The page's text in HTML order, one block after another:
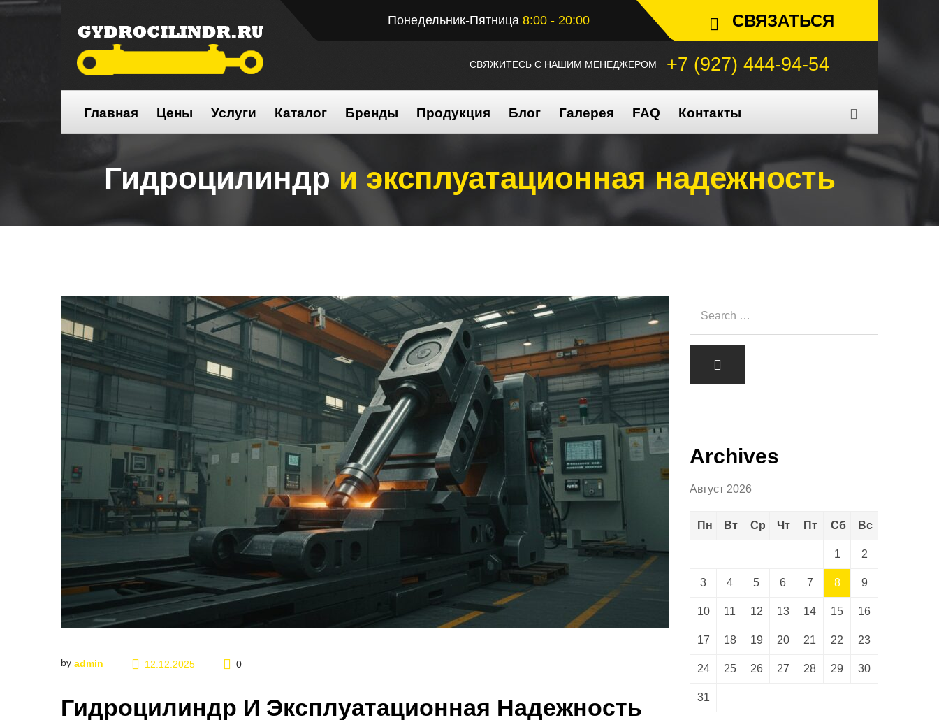
Понедельник-Пятница 8:00 - 20:00 СВЯЗАТЬСЯ
СВЯЖИТЕСЬ С НАШИМ МЕНЕДЖЕРОМ +7 (927) 444-94-54
Главная Цены Услуги Каталог Бренды Продукция Блог Галерея FAQ Контакты
Гидроцилиндри эксплуатационная надежность
by admin 12.12.2025 0
Гидроцилиндр И Эксплуатационная Надежность
Archives
Август 2026
Пн Вт Ср Чт Пт Сб Вс
1 2
3 4 5 6 7 8 9
10 11 12 13 14 15 16
17 18 19 20 21 22 23
24 25 26 27 28 29 30
31